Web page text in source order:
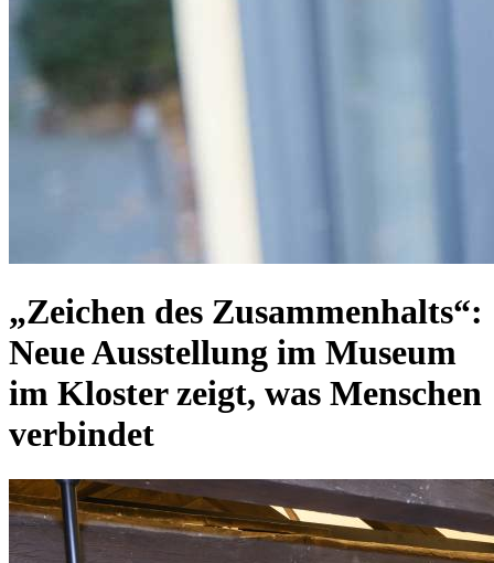
„Zeichen des Zusammenhalts“:
Neue Ausstellung im Museum
im Kloster zeigt, was Menschen
verbindet